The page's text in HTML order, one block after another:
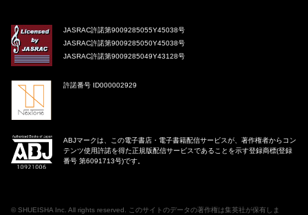
JASRAC許諾第9009285055Y45038号
JASRAC許諾第9009285050Y45038号
JASRAC許諾第9009285049Y43128号
許諾番号 ID000002929
ABJマークは、この電子書店・電子書籍配信サービスが、著作権者からコン
テンツ使用許諾を得た正規版配信サービスであることを示す登録商標(登録
番号 第6091713号)です。
© SHUEISHA Inc. All rights reserved. このサイトのデータの著作権は集英社が保有しま